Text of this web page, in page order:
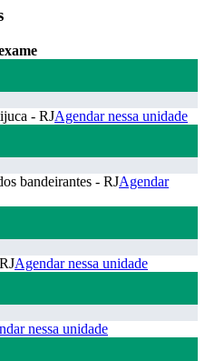
- RJAgendar nessa unidade
bandeirantes - RJAgendar
Agendar nessa unidade
nessa unidade